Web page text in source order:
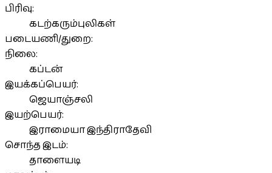
பிரிவு:
கடற்கரும்புலிகள்
படையணி/துறை:
நிலை:
கப்டன்
இயக்கப்பெயர்:
ஜெயாஞ்சலி
இயற்பெயர்:
இராமையா இந்திராதேவி
சொந்த இடம்:
தாளையடி